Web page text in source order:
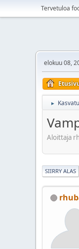
Tervetuloa
elokuu 08,
►
Aloittaja
SIIRRY ALAS